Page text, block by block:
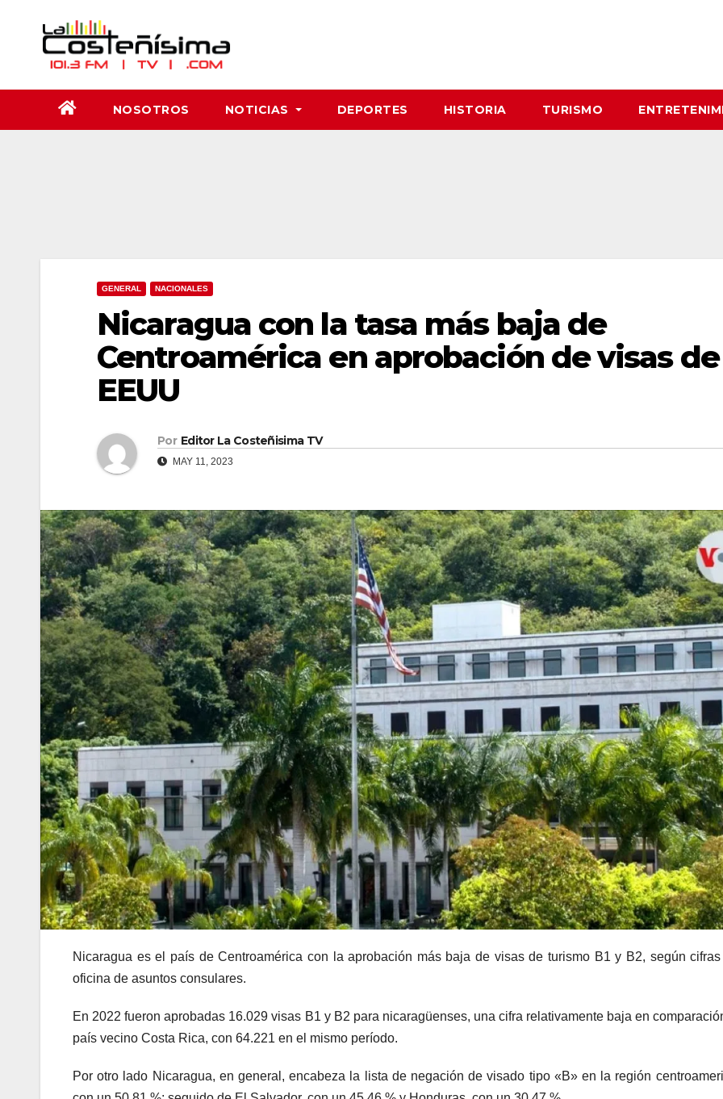
contenido
NOSOTROS NOTICIAS DEPORTES HISTORIA TURISMO
GENERAL NACIONALES
Nicaragua con la tasa más baja de
Centroamérica en aprobación de visas de
EEUU
Por Editor La Costeñisima TV
MAY 11, 2023
Nicaragua es el país de Centroamérica con la aprobación más baja de visas de turismo B1 y B2, según
oficina de asuntos consulares.
En 2022 fueron aprobadas 16.029 visas B1 y B2 para nicaragüenses, una cifra relativamente baja en
país vecino Costa Rica, con 64.221 en el mismo período.
Por otro lado Nicaragua, en general, encabeza la lista de negación de visado tipo «B» en la región